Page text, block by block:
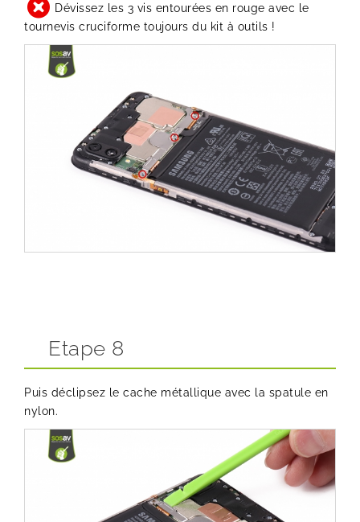
Dévissez les 3 vis entourées en rouge avec le
tournevis cruciforme toujours du kit à outils !
Etape 8
Puis déclipsez le cache métallique avec la spatule en
nylon.